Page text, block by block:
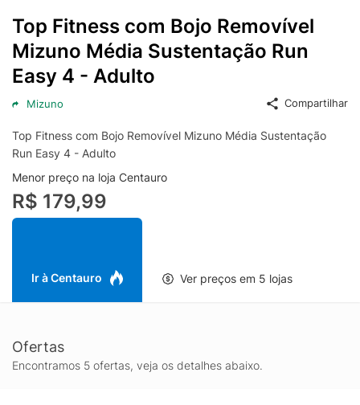
Top Fitness com Bojo Removível
Mizuno Média Sustentação Run
Easy 4 - Adulto
Mizuno Compartilhar
Top Fitness com Bojo Removível Mizuno Média Sustentação
Run Easy 4 - Adulto
Menor preço na loja Centauro
R$ 179,99
Ir à Centauro Ver preços em 5 lojas
Ofertas
Encontramos 5 ofertas, veja os detalhes abaixo.